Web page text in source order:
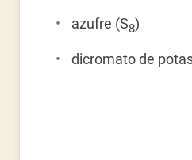
azufre (S8)
dicromato de